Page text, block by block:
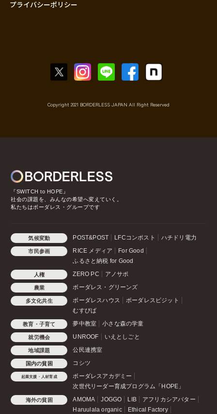
プライバシーポリシー
Copyright 2021 BORDERLESS JAPAN All Right Reserved
『SWITCH to HOPE』
社会の課題を、みんなの希望へ変えていく。
私たちはボーダレス・グループです
気候変動 POST&POST LFCコンポスト ハチドリ電力
市民参画 RICE メディア
For Good
ふるさと納税 for Good
人権 ZERO PC アノサポ
農業 ボーダレス・グリーンズ
多文化共生 ボーダレスハウス
ボーダレスビジット
むすびば
教育・子育て 夢中教室 小さな森の学童
就労機会 UNROOF いえとしごと
地域課題 公民連携室
国内の貧困 コシツ
起業支援・人材育成
ボーダレスアカデミー
次世代リーダー育成プログラム「HOPE」
海外の貧困 AMOMA JOGGO LIB
アフリカシアバター
Haruulala organic
Ethical Factory